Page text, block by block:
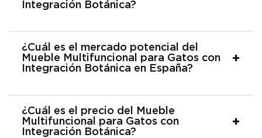
Integración Botánica?
¿Cuál es el mercado potencial del
Mueble Multifuncional para Gatos con
Integración Botánica en España?
¿Cuál es el precio del Mueble
Multifuncional para Gatos con
Integración Botánica?